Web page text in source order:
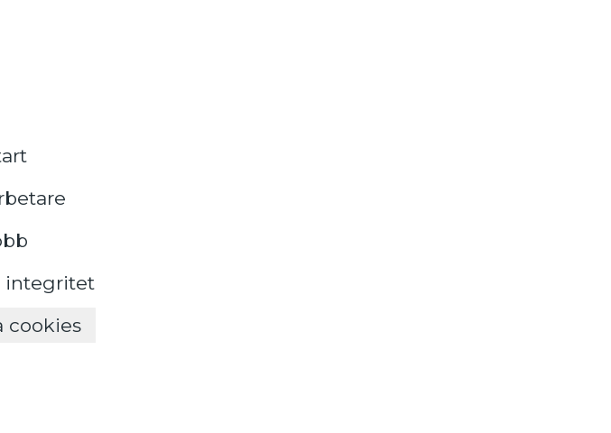
integritet
cookies